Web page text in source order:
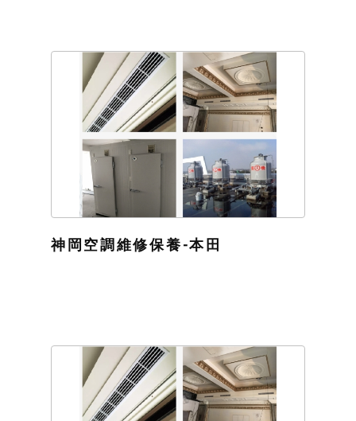
神岡空調維修保養-本田